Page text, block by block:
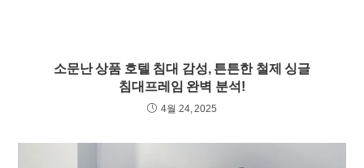
소문난 상품 호텔 침대 감성, 튼튼한 철제 싱글
침대프레임 완벽 분석!
4월 24, 2025